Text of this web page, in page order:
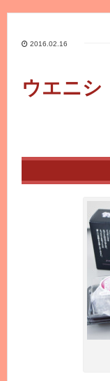
2016.02.16
ウエニシ